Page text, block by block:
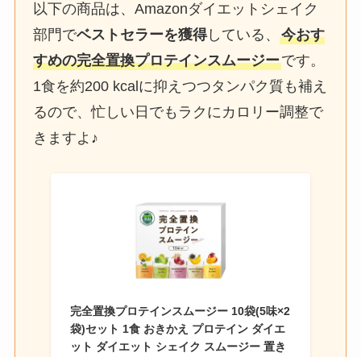
以下の商品は、Amazonダイエットシェイク
部門でベストセラーを獲得している、今おす
すめの完全置換プロテインスムージーです。
1食を約200 kcalに抑えつつタンパク質も補え
るので、忙しい日でもラクにカロリー調整で
きますよ♪
完全置換プロテインスムージー 10袋(5味×2
袋)セット 1食 おきかえ プロテイン ダイエ
ット ダイエット シェイク スムージー 置き